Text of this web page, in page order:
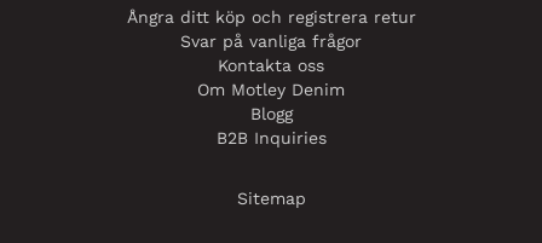
Ångra ditt köp och registrera retur
Svar på vanliga frågor
Kontakta oss
Om Motley Denim
Blogg
B2B Inquiries
Sitemap